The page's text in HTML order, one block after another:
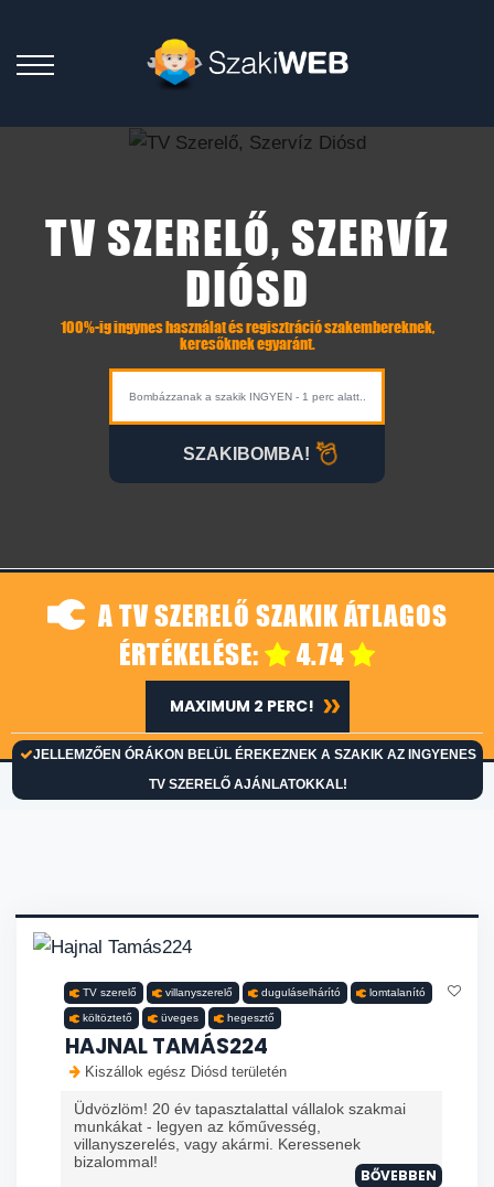
TV SZERELŐ, SZERVÍZ
DIÓSD
100%-ig ingynes használat és regisztráció szakembereknek,
keresőknek egyaránt.
SZAKIBOMBA!
A TV SZERELŐ SZAKIK ÁTLAGOS
ÉRTÉKELÉSE:
4.74
JELLEMZŐEN ÓRÁKON BELÜL ÉREKEZNEK A SZAKIK AZ INGYENES
TV SZERELŐ AJÁNLATOKKAL!
MAXIMUM 2 PERC!
TV szerelő villanyszerelő duguláselhárító lomtalanító
költöztető üveges hegesztő
HAJNAL TAMÁS224
Kiszállok egész Diósd területén
Üdvözlöm! 20 év tapasztalattal vállalok szakmai
munkákat - legyen az kőművesség,
villanyszerelés, vagy akármi. Keressenek
bizalommal!
BŐVEBBEN